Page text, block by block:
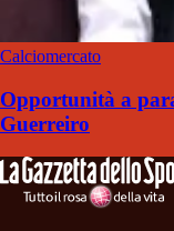
Calciomercato
Opportunità a
Guerreiro